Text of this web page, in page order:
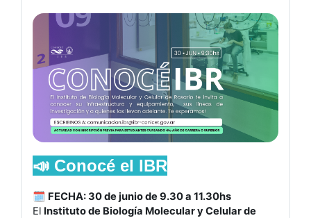
📣 Conocé el IBR
🗓 FECHA: 30 de junio de 9.30 a 11.30hs
El Instituto de Biología Molecular y Celular de